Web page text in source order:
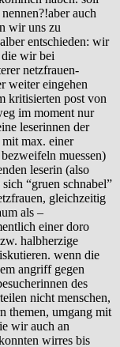
auch
wir uns zu
entschieden: wir
die wir bei
netzfrauen-
weiter eingehen
kritisierten post von
im moment nur
leserinnen der
max. einer
muessen)
leserin (also
“gruen schnabel”
gleichzeitig
als –
einer doro
halbherzige
wenn die
angriff gegen
des
nicht menschen,
themen, umgang mit
wir auch an
wirres bis